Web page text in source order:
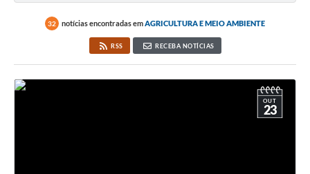
32 notícias encontradas emAGRICULTURA E MEIO AMBIENTE
RSS RECEBA NOTÍCIAS
OUT
23